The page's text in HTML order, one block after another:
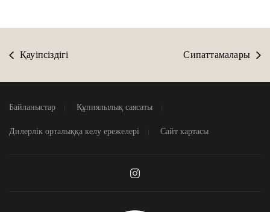
Қауіпсіздігі Сипаттамалары
Байланыстар Құпиялылық саясаты
Дилерлік орталыққа келу ережелері Сайт картасы